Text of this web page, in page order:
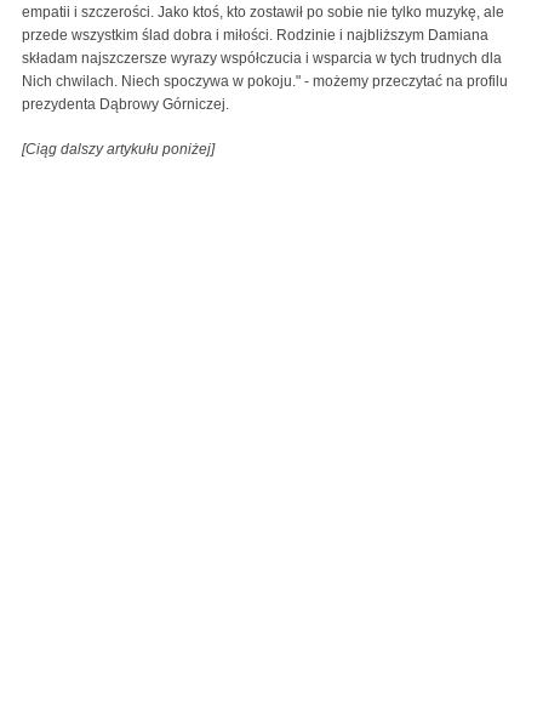
empatii i szczerości. Jako ktoś, kto zostawił po sobie nie tylko muzykę, ale
przede wszystkim ślad dobra i miłości. Rodzinie i najbliższym Damiana
składam najszczersze wyrazy współczucia i wsparcia w tych trudnych dla
Nich chwilach. Niech spoczywa w pokoju." - możemy przeczytać na profilu
prezydenta Dąbrowy Górniczej.
[Ciąg dalszy artykułu poniżej]